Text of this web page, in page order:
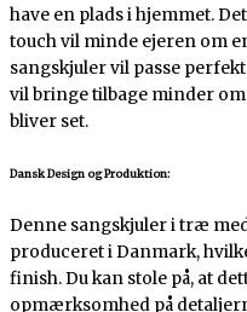
have en plads i hjemmet.
touch vil minde ejeren om
sangskjuler vil passe
vil bringe tilbage minder
bliver set.
Dansk Design og Produktion:
Denne sangskjuler i træ
produceret i Danmark,
finish. Du kan stole på, at
opmærksomhed på